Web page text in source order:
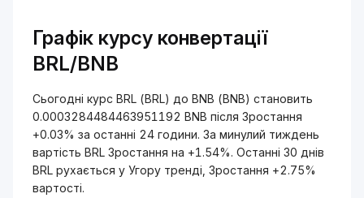
Графік курсу конвертації
BRL/BNB
Сьогодні курс BRL (BRL) до BNB (BNB) становить
0.0003284484463951192 BNB після Зростання
+0.03% за останні 24 години. За минулий тиждень
вартість BRL Зростання на +1.54%. Останні 30 днів
BRL рухається у Угору тренді, Зростання +2.75%
вартості.